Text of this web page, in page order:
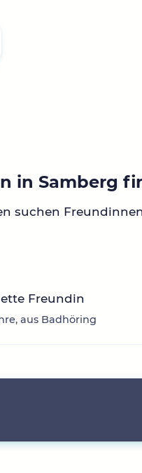
in Samberg
suchen
Freundin
aus Badhöring